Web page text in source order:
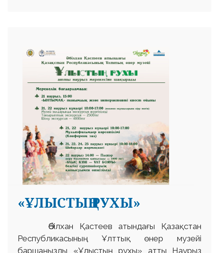
«ҰЛЫСТЫҢ РУХЫ»
Әбілхан Қастеев атындағы Қазақстан
Республикасының Ұлттық өнер музейі
баршаңызды «Ұлыстың рухы» атты Наурыз